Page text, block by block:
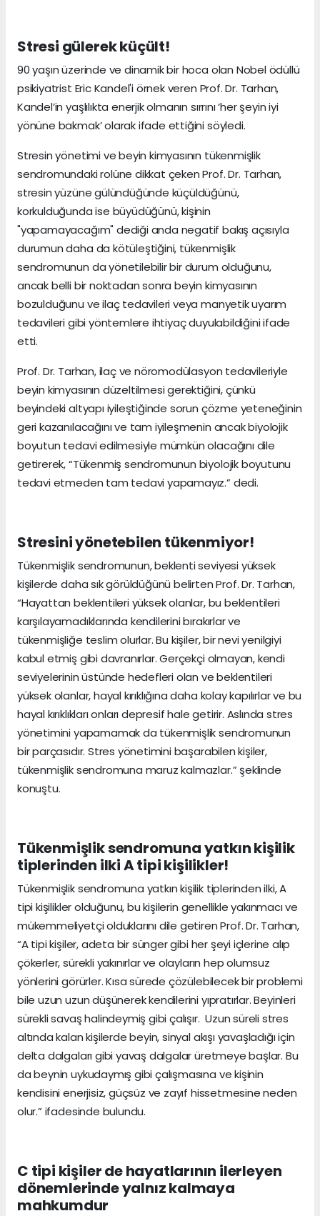
Stresi gülerek küçült!
90 yaşın üzerinde ve dinamik bir hoca olan Nobel ödüllü
psikiyatrist Eric Kandel'i örnek veren Prof. Dr. Tarhan,
Kandel’in yaşlılıkta enerjik olmanın sırrını ‘her şeyin iyi
yönüne bakmak’ olarak ifade ettiğini söyledi.
Stresin yönetimi ve beyin kimyasının tükenmişlik
sendromundaki rolüne dikkat çeken Prof. Dr. Tarhan,
stresin yüzüne gülündüğünde küçüldüğünü,
korkulduğunda ise büyüdüğünü, kişinin
"yapamayacağım" dediği anda negatif bakış açısıyla
durumun daha da kötüleştiğini, tükenmişlik
sendromunun da yönetilebilir bir durum olduğunu,
ancak belli bir noktadan sonra beyin kimyasının
bozulduğunu ve ilaç tedavileri veya manyetik uyarım
tedavileri gibi yöntemlere ihtiyaç duyulabildiğini ifade
etti.
Prof. Dr. Tarhan, ilaç ve nöromodülasyon tedavileriyle
beyin kimyasının düzeltilmesi gerektiğini, çünkü
beyindeki altyapı iyileştiğinde sorun çözme yeteneğinin
geri kazanılacağını ve tam iyileşmenin ancak biyolojik
boyutun tedavi edilmesiyle mümkün olacağını dile
getirerek, “Tükenmiş sendromunun biyolojik boyutunu
tedavi etmeden tam tedavi yapamayız.” dedi.
Stresini yönetebilen tükenmiyor!
Tükenmişlik sendromunun, beklenti seviyesi yüksek
kişilerde daha sık görüldüğünü belirten Prof. Dr. Tarhan,
“Hayattan beklentileri yüksek olanlar, bu beklentileri
karşılayamadıklarında kendilerini bırakırlar ve
tükenmişliğe teslim olurlar. Bu kişiler, bir nevi yenilgiyi
kabul etmiş gibi davranırlar. Gerçekçi olmayan, kendi
seviyelerinin üstünde hedefleri olan ve beklentileri
yüksek olanlar, hayal kırıklığına daha kolay kapılırlar ve bu
hayal kırıklıkları onları depresif hale getirir. Aslında stres
yönetimini yapamamak da tükenmişlik sendromunun
bir parçasıdır. Stres yönetimini başarabilen kişiler,
tükenmişlik sendromuna maruz kalmazlar.” şeklinde
konuştu.
Tükenmişlik sendromuna yatkın kişilik
tiplerinden ilki A tipi kişilikler!
Tükenmişlik sendromuna yatkın kişilik tiplerinden ilki, A
tipi kişilikler olduğunu, bu kişilerin genellikle yakınmacı ve
mükemmeliyetçi olduklarını dile getiren Prof. Dr. Tarhan,
“A tipi kişiler, adeta bir sünger gibi her şeyi içlerine alıp
çökerler, sürekli yakınırlar ve olayların hep olumsuz
yönlerini görürler. Kısa sürede çözülebilecek bir problemi
bile uzun uzun düşünerek kendilerini yıpratırlar. Beyinleri
sürekli savaş halindeymiş gibi çalışır. Uzun süreli stres
altında kalan kişilerde beyin, sinyal akışı yavaşladığı için
delta dalgaları gibi yavaş dalgalar üretmeye başlar. Bu
da beynin uykudaymış gibi çalışmasına ve kişinin
kendisini enerjisiz, güçsüz ve zayıf hissetmesine neden
olur.” ifadesinde bulundu.
C tipi kişiler de hayatlarının ilerleyen
dönemlerinde yalnız kalmaya
mahkumdur